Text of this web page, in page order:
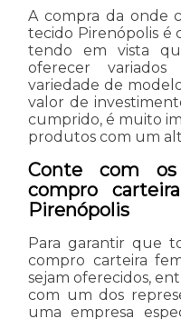
A compra da onde
tecido Pirenópolis é
tendo em vista
oferecer
variedade de
valor de
cumprido, é muito
produtos com um
Conte com
compro
Pirenópolis
Para garantir que
compro carteira
sejam oferecidos,
com um dos
uma empresa